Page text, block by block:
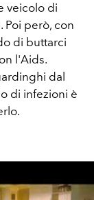
veicolo di
Poi però, con
di buttarci
l'Aids.
dal
di infezioni è